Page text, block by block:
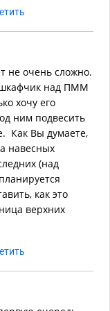
не очень сложно.
шкафчик над ПММ
хочу его
ним подвесить
Как Вы думаете,
навесных
(над
как это
верхних